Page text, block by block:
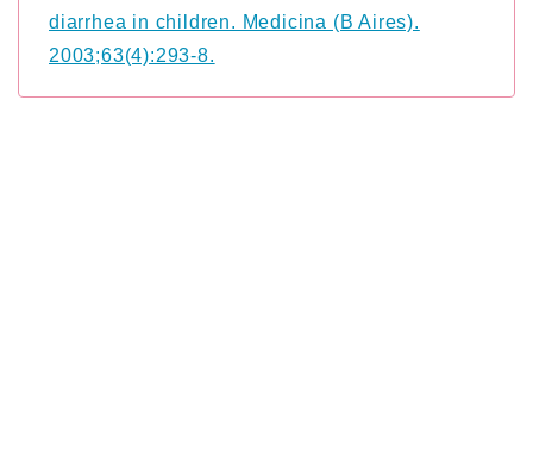
diarrhea in children. Medicina (B Aires).
2003;63(4):293-8.